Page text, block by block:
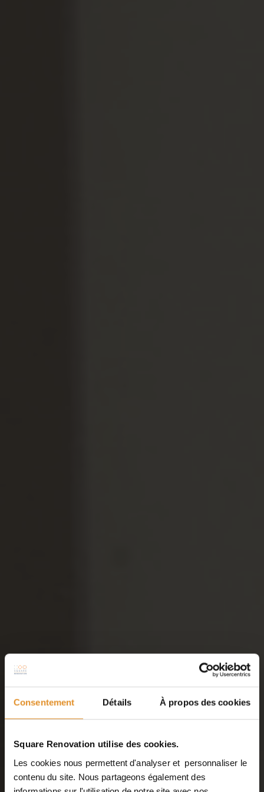
Consentement Détails À propos des cookies
Square Renovation utilise des cookies.
Les cookies nous permettent d'analyser et personnaliser le
contenu du site. Nous partageons également des